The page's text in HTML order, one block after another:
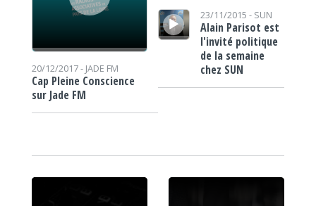
20/12/2017 - JADE FM
Cap Pleine Conscience
sur Jade FM
Lecteur audio
23/11/2015 - SUN
Alain Parisot est
l'invité politique
de la semaine
chez SUN